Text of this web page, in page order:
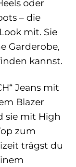
oder
– die
mit. Sie
Garderobe,
kannst.
Jeans mit
Blazer
sie mit High
zum
trägst du